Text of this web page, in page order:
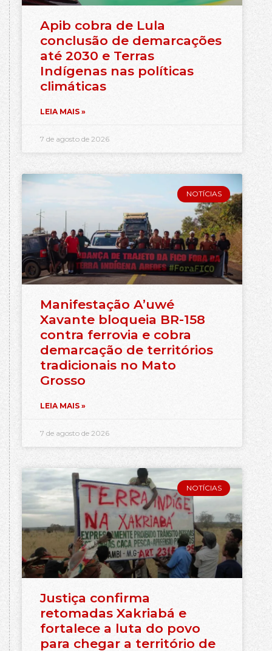
Apib cobra de Lula
conclusão de demarcações
até 2030 e Terras
Indígenas nas políticas
climáticas
LEIA MAIS »
7 de agosto de 2026
NOTÍCIAS
Manifestação A’uwé
Xavante bloqueia BR-158
contra ferrovia e cobra
demarcação de territórios
tradicionais no Mato
Grosso
LEIA MAIS »
7 de agosto de 2026
NOTÍCIAS
Justiça confirma
retomadas Xakriabá e
fortalece a luta do povo
para chegar a território de